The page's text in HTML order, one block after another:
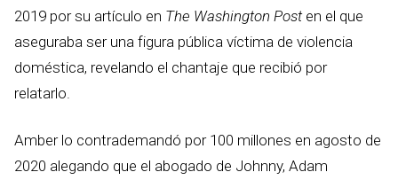
2019 por su artículo en The Washington Posten el que
aseguraba ser una figura pública víctima de violencia
doméstica, revelando el chantaje que recibió por
relatarlo.
Amber lo contrademandó por 100 millones en agosto de
2020 alegando que el abogado de Johnny, Adam